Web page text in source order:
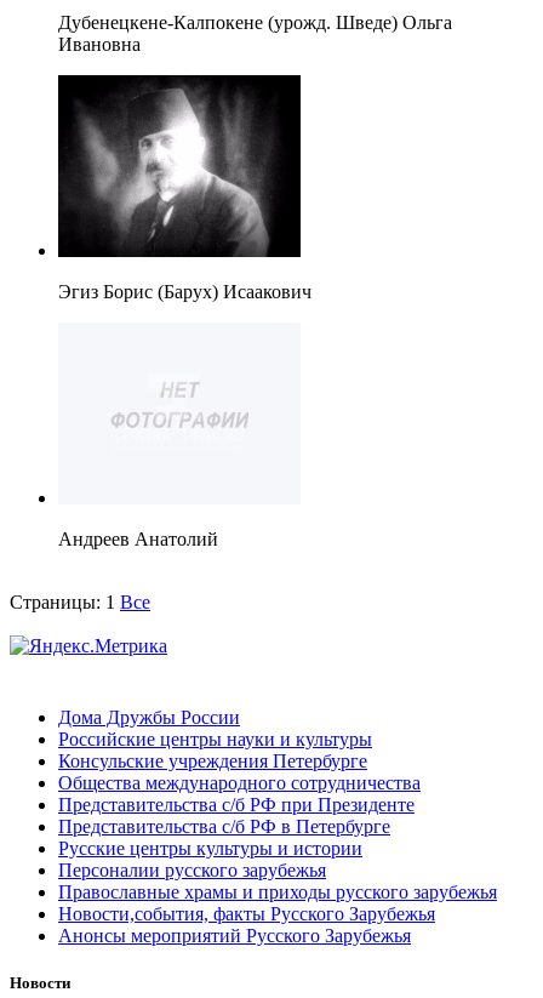
Дубенецкене-Калпокене (урожд. Шведе) Ольга
Ивановна
Эгиз Борис (Барух) Исаакович
Андреев Анатолий
Страницы: 1 Все
Дома Дружбы России
Российские центры науки и культуры
Консульские учреждения Петербурге
Общества международного сотрудничества
Представительства с/б РФ при Президенте
Представительства с/б РФ в Петербурге
Русские центры культуры и истории
Персоналии русского зарубежья
Православные храмы и приходы русского зарубежья
Новости,события, факты Русского Зарубежья
Анонсы мероприятий Русского Зарубежья
Новости